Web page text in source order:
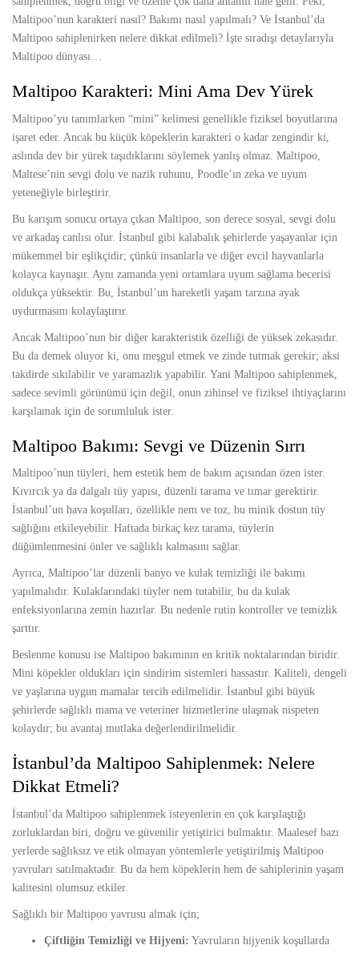
Maltipoo’nun karakteri nasıl? Bakımı nasıl yapılmalı? Ve İstanbul’da
Maltipoo sahiplenirken nelere dikkat edilmeli? İşte sıradışı detaylarıyla
Maltipoo dünyası…
Maltipoo Karakteri: Mini Ama Dev Yürek
Maltipoo’yu tanımlarken “mini” kelimesi genellikle fiziksel boyutlarına
işaret eder. Ancak bu küçük köpeklerin karakteri o kadar zengindir ki,
aslında dev bir yürek taşıdıklarını söylemek yanlış olmaz. Maltipoo,
Maltese’nin sevgi dolu ve nazik ruhunu, Poodle’ın zeka ve uyum
yeteneğiyle birleştirir.
Bu karışım sonucu ortaya çıkan Maltipoo, son derece sosyal, sevgi dolu
ve arkadaş canlısı olur. İstanbul gibi kalabalık şehirlerde yaşayanlar için
mükemmel bir eşlikçidir; çünkü insanlarla ve diğer evcil hayvanlarla
kolayca kaynaşır. Aynı zamanda yeni ortamlara uyum sağlama becerisi
oldukça yüksektir. Bu, İstanbul’un hareketli yaşam tarzına ayak
uydurmasını kolaylaştırır.
Ancak Maltipoo’nun bir diğer karakteristik özelliği de yüksek zekasıdır.
Bu da demek oluyor ki, onu meşgul etmek ve zinde tutmak gerekir; aksi
takdirde sıkılabilir ve yaramazlık yapabilir. Yani Maltipoo sahiplenmek,
sadece sevimli görünümü için değil, onun zihinsel ve fiziksel ihtiyaçlarını
karşılamak için de sorumluluk ister.
Maltipoo Bakımı: Sevgi ve Düzenin Sırrı
Maltipoo’nun tüyleri, hem estetik hem de bakım açısından özen ister.
Kıvırcık ya da dalgalı tüy yapısı, düzenli tarama ve tımar gerektirir.
İstanbul’un hava koşulları, özellikle nem ve toz, bu minik dostun tüy
sağlığını etkileyebilir. Haftada birkaç kez tarama, tüylerin
düğümlenmesini önler ve sağlıklı kalmasını sağlar.
Ayrıca, Maltipoo’lar düzenli banyo ve kulak temizliği ile bakımı
yapılmalıdır. Kulaklarındaki tüyler nem tutabilir, bu da kulak
enfeksiyonlarına zemin hazırlar. Bu nedenle rutin kontroller ve temizlik
şarttır.
Beslenme konusu ise Maltipoo bakımının en kritik noktalarından biridir.
Mini köpekler oldukları için sindirim sistemleri hassastır. Kaliteli, dengeli
ve yaşlarına uygun mamalar tercih edilmelidir. İstanbul gibi büyük
şehirlerde sağlıklı mama ve veteriner hizmetlerine ulaşmak nispeten
kolaydır; bu avantaj mutlaka değerlendirilmelidir.
İstanbul’da Maltipoo Sahiplenmek: Nelere
Dikkat Etmeli?
İstanbul’da Maltipoo sahiplenmek isteyenlerin en çok karşılaştığı
zorluklardan biri, doğru ve güvenilir yetiştirici bulmaktır. Maalesef bazı
yerlerde sağlıksız ve etik olmayan yöntemlerle yetiştirilmiş Maltipoo
yavruları satılmaktadır. Bu da hem köpeklerin hem de sahiplerinin yaşam
kalitesini olumsuz etkiler.
Sağlıklı bir Maltipoo yavrusu almak için;
Çiftliğin Temizliği ve Hijyeni: Yavruların hijyenik koşullarda